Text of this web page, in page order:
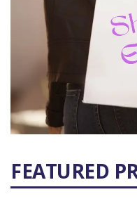
FEATURED